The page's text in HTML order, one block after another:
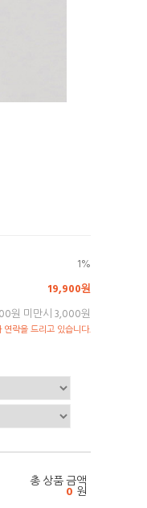
1%
19,900원
원 미만시 3,000원
락을 드리고 있습니다.
총 상품 금액
0 원